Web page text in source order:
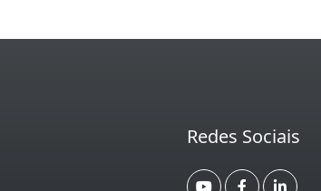
Redes Sociais